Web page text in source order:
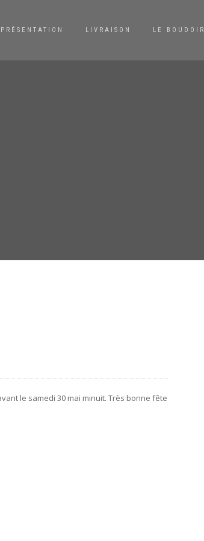
PRÉSENTATION LIVRAISON LE BOUDOIR
le samedi 30 mai minuit. Très bonne fête